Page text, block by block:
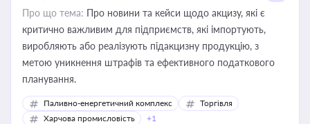
Про що тема: Про новини та кейси щодо акцизу, які є
критично важливим для підприємств, які імпортують,
виробляють або реалізують підакцизну продукцію, з
метою уникнення штрафів та ефективного податкового
планування.
Паливно-енергетичний комплекс
Торгівля
Харчова промисловість
+1